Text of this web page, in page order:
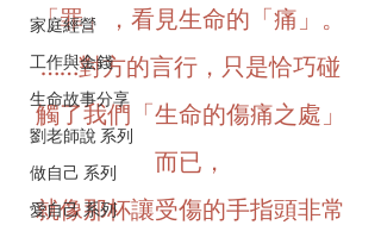
家庭經營
工作與金錢
生命故事分享
劉老師說 系列
做自己 系列
愛自己 系列
「罪」，看見生命的「痛」。
……對方的言行，只是恰巧碰
觸了我們「生命的傷痛之處」
而已，
就像那杯讓受傷的手指頭非常